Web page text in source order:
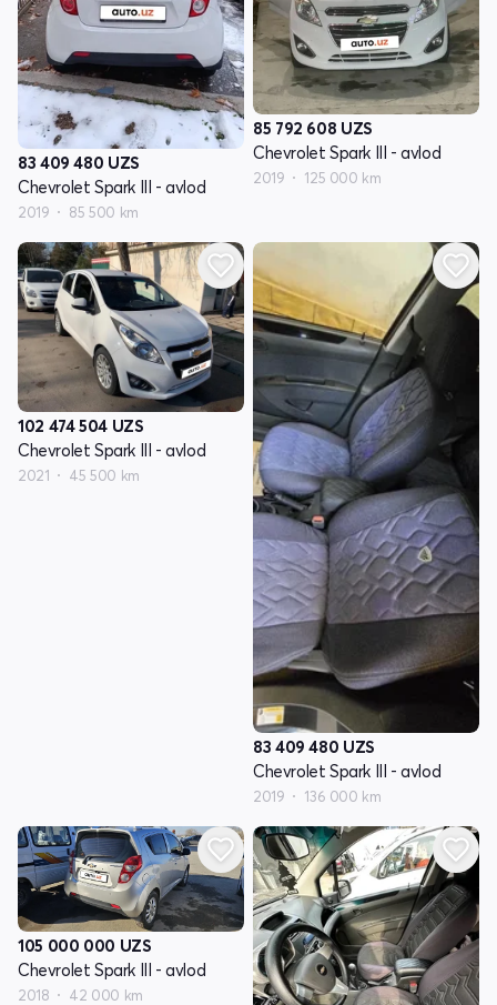
83 409 480 UZS
Chevrolet Spark III - avlod
2019 85 500 km
85 792 608 UZS
Chevrolet Spark III - avlod
2019 125 000 km
102 474 504 UZS
Chevrolet Spark III - avlod
2021 45 500 km
83 409 480 UZS
Chevrolet Spark III - avlod
2019 136 000 km
105 000 000 UZS
Chevrolet Spark III - avlod
2018 42 000 km